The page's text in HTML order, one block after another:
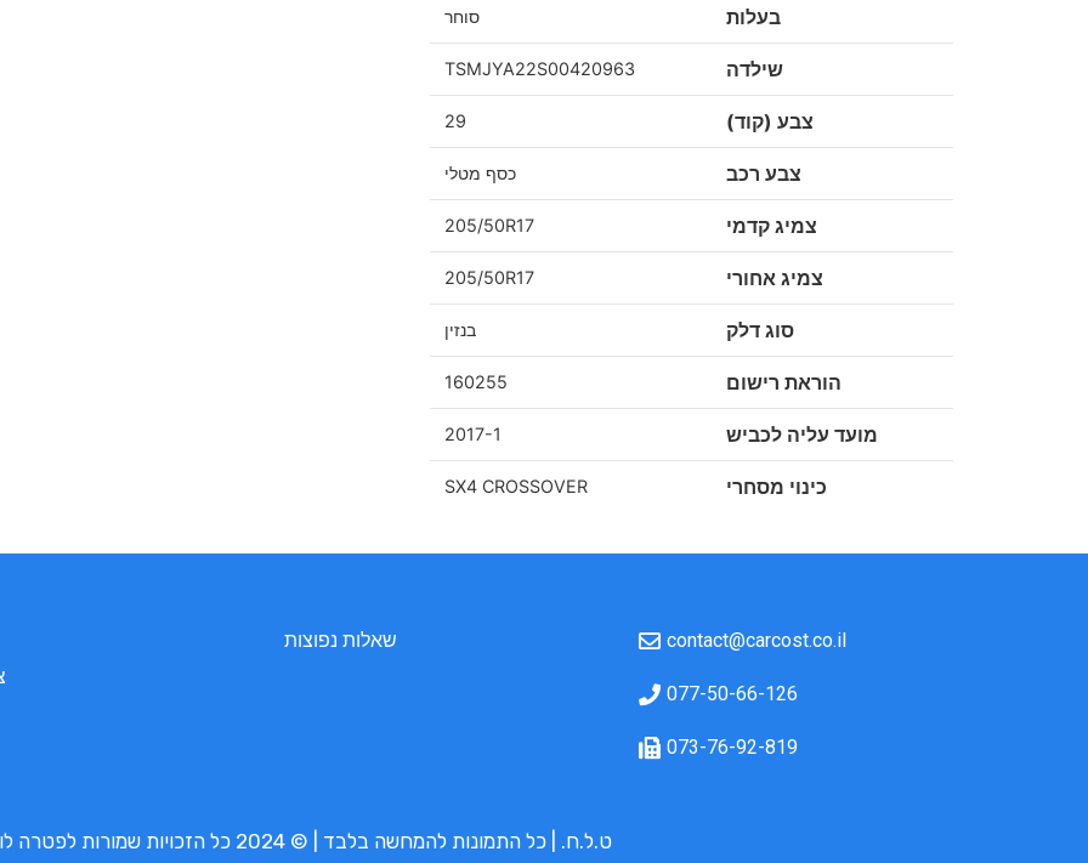
בעלות סוחר
שילדה TSMJYA22S00420963
צבע (קוד) 29
צבע רכב כסף מטלי
צמיג קדמי 205/50R17
צמיג אחורי 205/50R17
סוג דלק בנזין
הוראת רישום 160255
מועד עליה לכביש 2017-1
כינוי מסחרי SX4 CROSSOVER
שאלות נפוצות contact@carcost.co.il
077-50-66-126
073-76-92-819
ט.ל.ח. | כל התמונות להמחשה בלבד | © 2024 כל הזכויות שמורות לפטרה לובי בע”מ